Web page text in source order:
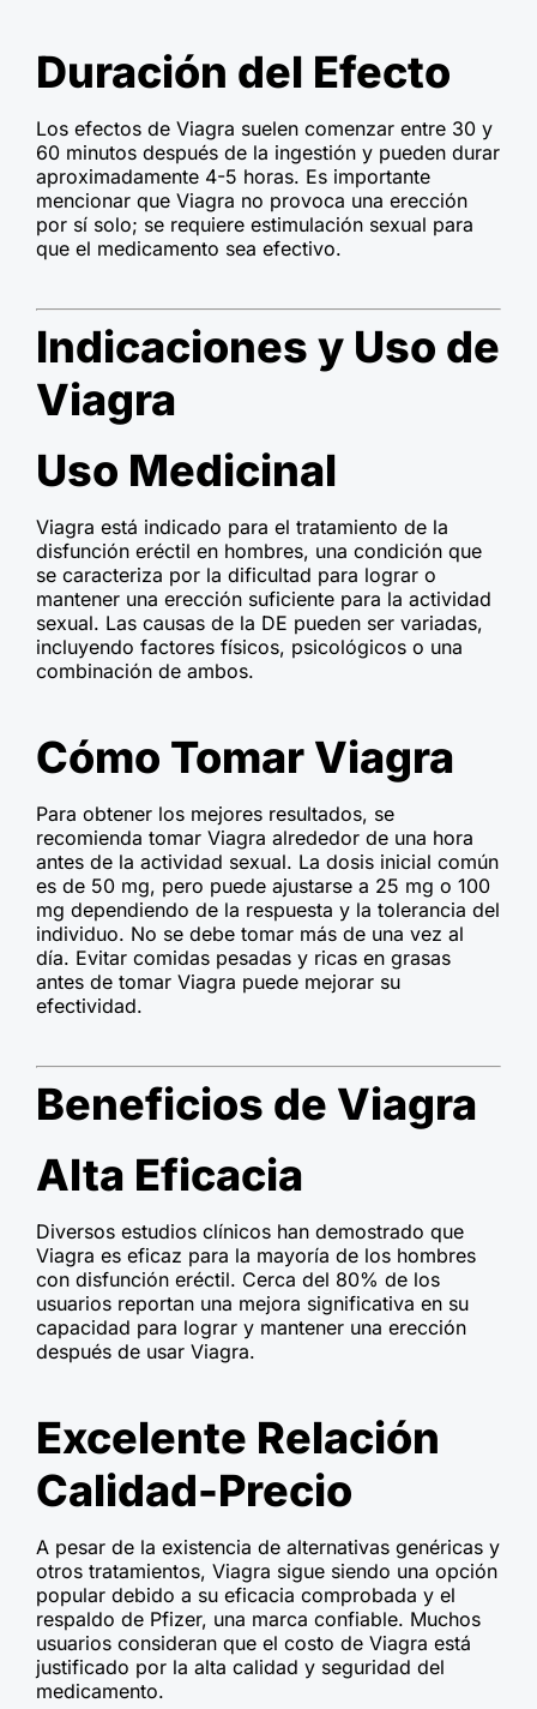
Duración del Efecto
Los efectos de Viagra suelen comenzar entre 30 y
60 minutos después de la ingestión y pueden durar
aproximadamente 4-5 horas. Es importante
mencionar que Viagra no provoca una erección
por sí solo; se requiere estimulación sexual para
que el medicamento sea efectivo.
Indicaciones y Uso de
Viagra
Uso Medicinal
Viagra está indicado para el tratamiento de la
disfunción eréctil en hombres, una condición que
se caracteriza por la dificultad para lograr o
mantener una erección suficiente para la actividad
sexual. Las causas de la DE pueden ser variadas,
incluyendo factores físicos, psicológicos o una
combinación de ambos.
Cómo Tomar Viagra
Para obtener los mejores resultados, se
recomienda tomar Viagra alrededor de una hora
antes de la actividad sexual. La dosis inicial común
es de 50 mg, pero puede ajustarse a 25 mg o 100
mg dependiendo de la respuesta y la tolerancia del
individuo. No se debe tomar más de una vez al
día. Evitar comidas pesadas y ricas en grasas
antes de tomar Viagra puede mejorar su
efectividad.
Beneficios de Viagra
Alta Eficacia
Diversos estudios clínicos han demostrado que
Viagra es eficaz para la mayoría de los hombres
con disfunción eréctil. Cerca del 80% de los
usuarios reportan una mejora significativa en su
capacidad para lograr y mantener una erección
después de usar Viagra.
Excelente Relación
Calidad-Precio
A pesar de la existencia de alternativas genéricas y
otros tratamientos, Viagra sigue siendo una opción
popular debido a su eficacia comprobada y el
respaldo de Pfizer, una marca confiable. Muchos
usuarios consideran que el costo de Viagra está
justificado por la alta calidad y seguridad del
medicamento.